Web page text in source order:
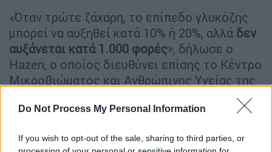
Do Not Process My Personal Information
If you wish to opt-out of the sale, sharing to third parties, or
«Όταν τρώτε ζάχαρη, το επίπεδο γλυκόζης
μπορεί να αυξηθεί κατά 10% ή 20%, αλλά δεν
αυξάνεται κατά 1.000 φορές», δήλωσε ο
Hazen, ο οποίος διευθύνει επίσης το Κέντρο
Μικροβιώματος και Ανθρώπινης Υγείας της
τόσο υψηλά επίπεδα ξυλιτόλης. Αυτό άλλαξε